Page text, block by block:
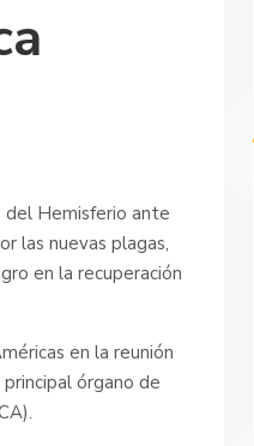
del Hemisferio ante
las nuevas plagas,
en la recuperación
en la reunión
órgano de